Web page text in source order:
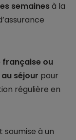
semainesà la
ou
séjour pour
régulière en
soumise à un